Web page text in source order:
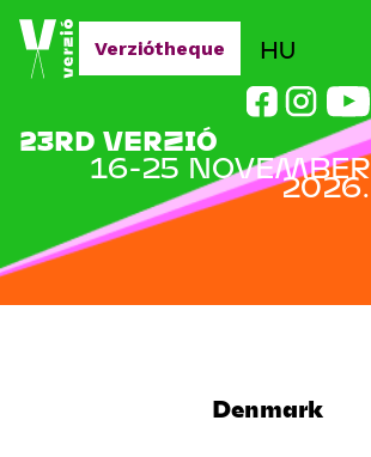
Jump to navigation
HU
23RD VERZIÓ
16-25 NOVEMBER
2026.
Verziótheque
Denmark